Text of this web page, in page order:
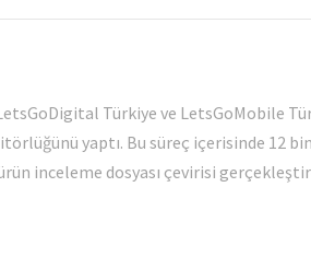
LetsGoDigital Türkiye ve LetsGoMobile
yaptı. Bu süreç içerisinde 12
inceleme dosyası çevirisi